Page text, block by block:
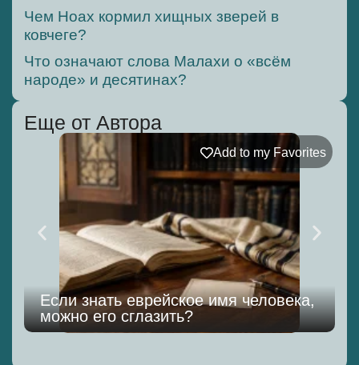
Чем Ноах кормил хищных зверей в
ковчеге?
Что означают слова Малахи о «всём
народе» и десятинах?
Еще от Автора
Add to my Favorites
Если знать еврейское имя человека,
можно его сглазить?